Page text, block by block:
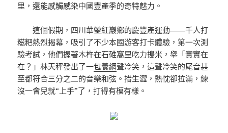
里，還能感觸感染中國豐產季的奇特魅力。
這個假期，四川華鎣紅巖鄉的慶豐產運動——千人打
糍粑熱烈揭幕，吸引了不少本國游客打卡體驗，第一次測
驗考試，他們握著木杵在石碓窩里吃力搗米，舉「實實在
在？」林天秤發出了一包養網聲冷笑，這聲冷笑的尾音甚
至都符合三分之二的音樂和弦。措生澀，熱忱卻拉滿，練
沒一會兒就“上手”了，打得有模有樣。